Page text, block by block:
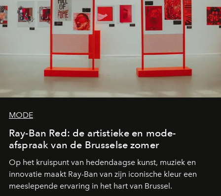
MODE
Ray-Ban Red: de artistieke en mode-
afspraak van de Brusselse zomer
Op het kruispunt van hedendaagse kunst, muziek en
innovatie maakt Ray-Ban van zijn iconische kleur een
meeslepende ervaring in het hart van Brussel.